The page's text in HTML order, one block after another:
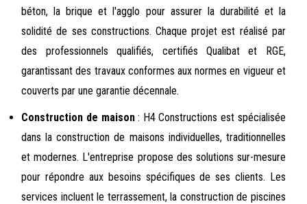
béton, la brique et l'agglo pour assurer la durabilité et la
solidité de ses constructions. Chaque projet est réalisé par
des professionnels qualifiés, certifiés Qualibat et RGE,
garantissant des travaux conformes aux normes en vigueur et
couverts par une garantie décennale.
Construction de maison: H4 Constructions est spécialisée
dans la construction de maisons individuelles, traditionnelles
et modernes. L'entreprise propose des solutions sur-mesure
pour répondre aux besoins spécifiques de ses clients. Les
services incluent le terrassement, la construction de piscines